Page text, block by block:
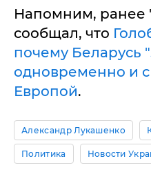
Напомним, ранее
сообщал, что
почему Беларусь
одновременно и
Европой.
Александр Лукашенко
Политика Новости